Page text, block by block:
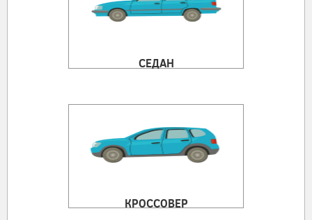
СЕДАН
КРОССОВЕР